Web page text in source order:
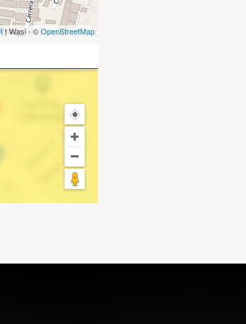
| Wasi - ©OpenStreetMap